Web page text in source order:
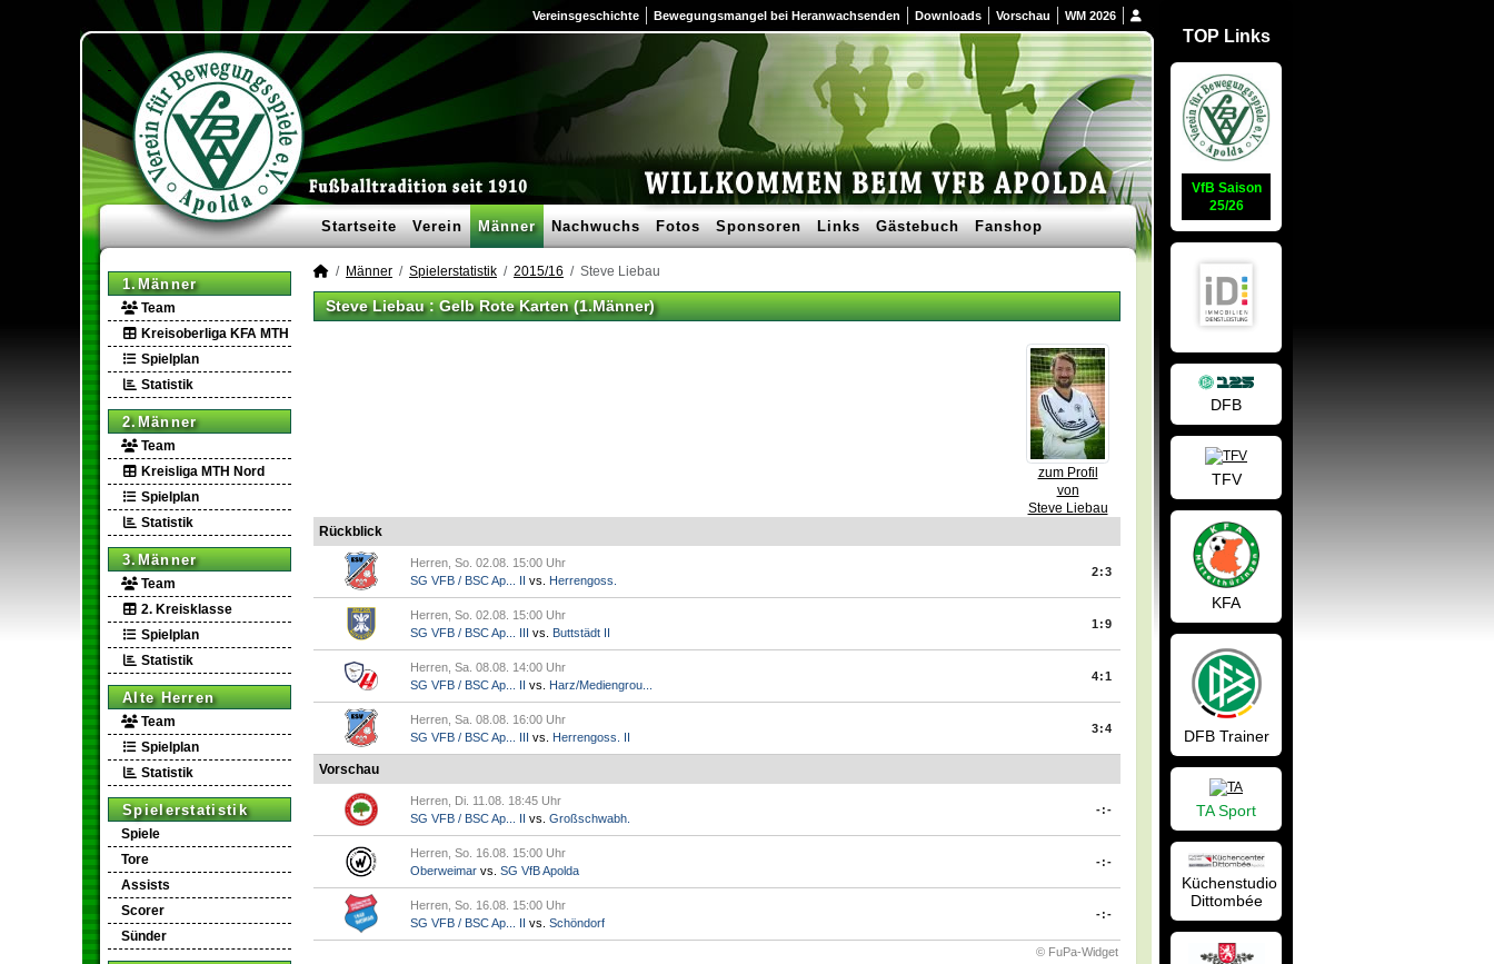
Vereinsgeschichte Bewegungsmangel bei Heranwachsenden Downloads Vorschau WM 2026
Startseite Verein Männer Nachwuchs Fotos Sponsoren Links Gästebuch Fanshop
1.Männer
Team
Kreisoberliga KFA MTH
Spielplan
Statistik
2.Männer
Team
Kreisliga MTH Nord
Spielplan
Statistik
3.Männer
Team
2. Kreisklasse
Spielplan
Statistik
Alte Herren
Team
Spielplan
Statistik
Spielerstatistik
Spiele
Tore
Assists
Scorer
Sünder
Männer Spielerstatistik 2015/16 Steve Liebau
Steve Liebau : Gelb Rote Karten (1.Männer)
zum Profil
von
Steve Liebau
Rückblick
Herren, So. 02.08. 15:00 Uhr
SG VFB / BSC Ap... II vs. Herrengoss.
2:3
Herren, So. 02.08. 15:00 Uhr
SG VFB / BSC Ap... III vs. Buttstädt II
1:9
Herren, Sa. 08.08. 14:00 Uhr
SG VFB / BSC Ap... II vs. Harz/Mediengrou...
4:1
Herren, Sa. 08.08. 16:00 Uhr
SG VFB / BSC Ap... III vs. Herrengoss. II
3:4
Vorschau
Herren, Di. 11.08. 18:45 Uhr
SG VFB / BSC Ap... II vs. Großschwabh.
-:-
Herren, So. 16.08. 15:00 Uhr
Oberweimar vs. SG VfB Apolda
-:-
Herren, So. 16.08. 15:00 Uhr
SG VFB / BSC Ap... II vs. Schöndorf
-:-
© FuPa-Widget
TOP Links
VfB Saison
25/26
DFB
TFV
KFA
DFB Trainer
TA Sport
Küchenstudio
Dittombée